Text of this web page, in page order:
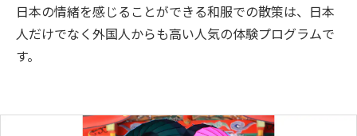
日本の情緒を感じることができる和服での散策は、日本
人だけでなく外国人からも高い人気の体験プログラムで
す。